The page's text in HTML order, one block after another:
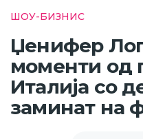
ШОУ-БИЗНИС
Џенифер
моменти од
Италија со
заминат на